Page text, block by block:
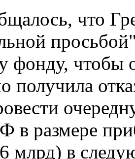
что
фонду, чтобы
получила
в размере
млрд) в